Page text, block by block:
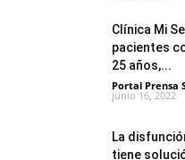
Clínica Mi
pacientes
25 años,...
Portal Prensa
junio 16, 2022
La
tiene